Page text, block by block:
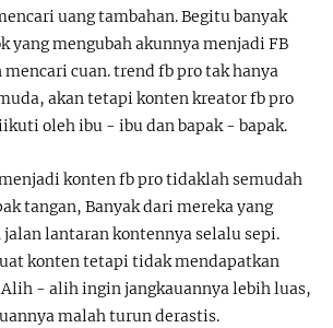
uang tambahan. Begitu banyak
yang mengubah akunnya menjadi FB
cuan. trend fb pro tak hanya
akan tetapi konten kreator fb pro
oleh ibu - ibu dan bapak - bapak.
konten fb pro tidaklah semudah
tangan, Banyak dari mereka yang
lantaran kontennya selalu sepi.
konten tetapi tidak mendapatkan
- alih ingin jangkauannya lebih luas,
malah turun derastis.